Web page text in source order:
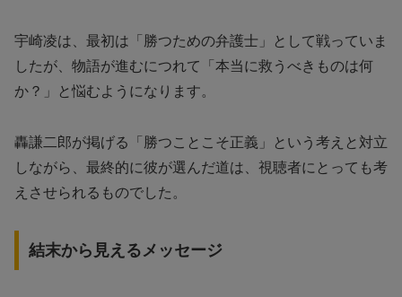
宇崎凌は、最初は「勝つための弁護士」として戦っていま
したが、物語が進むにつれて「本当に救うべきものは何
か？」と悩むようになります。
轟謙二郎が掲げる「勝つことこそ正義」という考えと対立
しながら、最終的に彼が選んだ道は、視聴者にとっても考
えさせられるものでした。
結末から見えるメッセージ